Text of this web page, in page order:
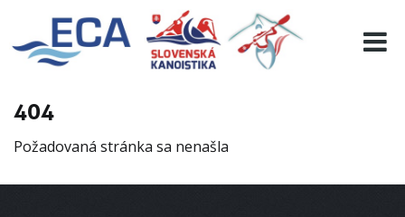
404
Požadovaná stránka sa nenašla
EURO 19
INFO
RESULTS